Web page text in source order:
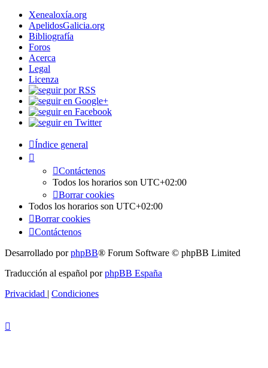
Xenealoxía.org
ApelidosGalicia.org
Bibliografía
Foros
Acerca
Legal
Licenza
Índice general
Contáctenos
Todos los horarios son UTC+02:00
Borrar cookies
Todos los horarios son UTC+02:00
Borrar cookies
Contáctenos
Desarrollado porphpBB® Forum Software © phpBB Limited
Traducción al español porphpBB España
Privacidad | Condiciones